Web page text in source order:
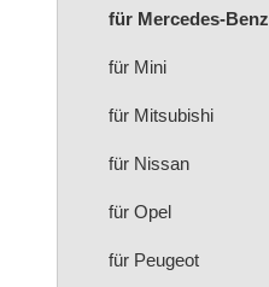
für Mercedes-Benz
für Mini
für Mitsubishi
für Nissan
für Opel
für Peugeot